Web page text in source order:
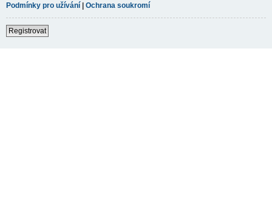
Podmínky pro užívání | Ochrana soukromí
Registrovat